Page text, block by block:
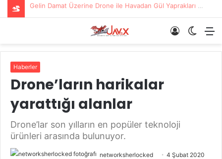
Gelin Damat Üzerine Drone ile Havadan Gül Yaprakları Serildi
Dış
Giriş
Haberler
Drone’ların harikalar
yarattığı alanlar
Drone’lar son yılların en popüler teknoloji
ürünleri arasında bulunuyor.
networksherlocked 4 Şubat 2020